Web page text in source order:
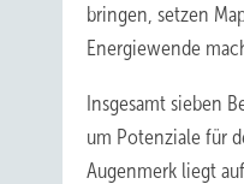
bringen, setzen
Energiewende
Insgesamt sieben
um Potenziale für
Augenmerk liegt